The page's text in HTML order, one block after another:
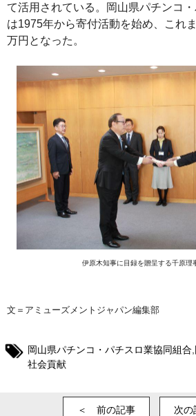
て活用されている。岡山県パチンコ
は1975年から寄付活動を始め、これ
万円となった。
伊原木知事に目録を贈呈する千原理
文＝アミューズメントジャパン編集部
岡山県パチンコ・パチスロ業協同組合
社会貢献
＜ 前の記事 次